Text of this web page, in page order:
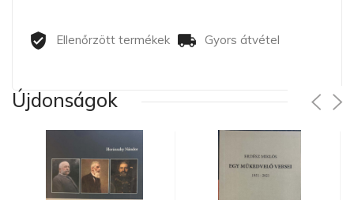
Ellenőrzött termékek Gyors átvétel
Újdonságok